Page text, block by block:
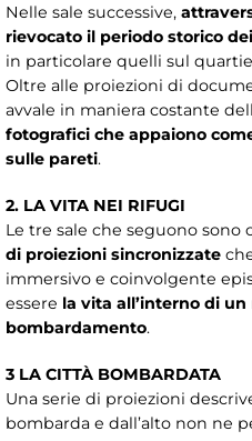
Nelle sale successive,
rievocato il periodo storico
in particolare quelli sul
Oltre alle proiezioni di
avvale in maniera costante
fotografici che appaiono
sulle pareti.
2. LA VITA NEI RIFUGI
Le tre sale che seguono sono
di proiezioni sincronizzate
immersivo e coinvolgente
essere la vita all’interno di
bombardamento.
3 LA CITTÀ BOMBARDATA
Una serie di proiezioni
bombarda e dall’alto non ne